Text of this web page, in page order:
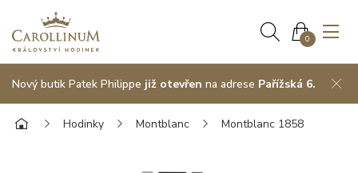
0
Nový butik Patek Philippe již otevřen na adrese Pařížská 6.
Hodinky Montblanc Montblanc 1858